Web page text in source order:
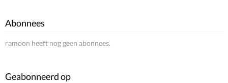
Abonnees
ramoon heeft nog geen abonnees.
Geabonneerd op